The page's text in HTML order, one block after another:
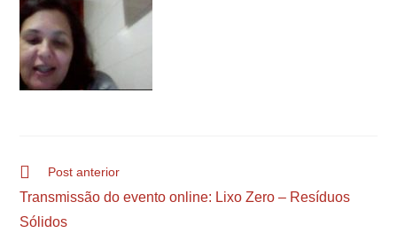
Post anterior
Transmissão do evento online: Lixo Zero – Resíduos
Sólidos